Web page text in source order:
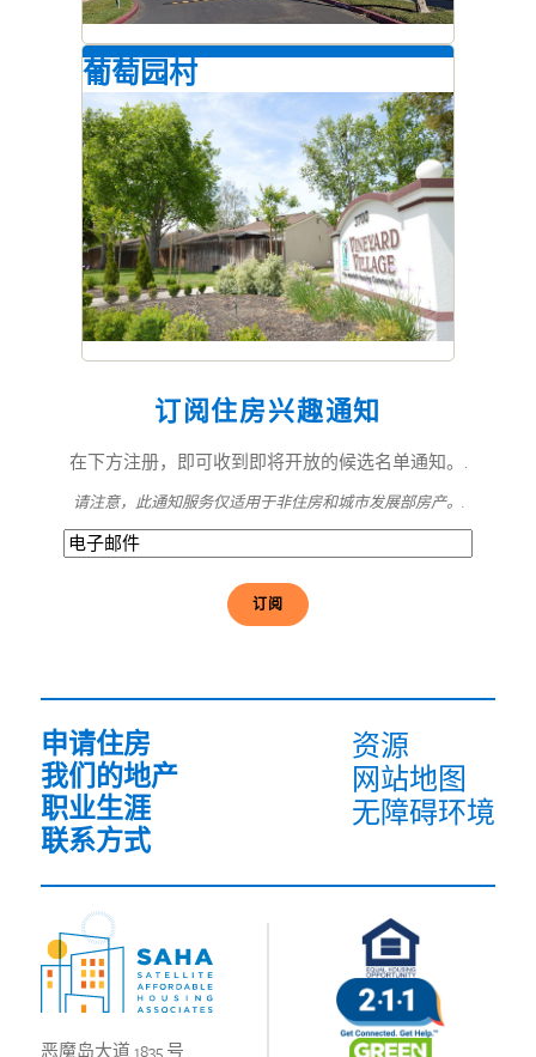
葡萄园村
恶魔岛大道 1835 号
订阅住房兴趣通知
在下方注册，即可收到即将开放的候选名单通知。.
请注意，此通知服务仅适用于非住房和城市发展部房产。.
电
子
申请住房
我们的地产
职业生涯
联系方式
资源
网站地图
无障碍环境